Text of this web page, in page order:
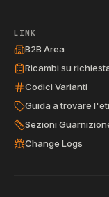
LINK
B2B Area
Ricambi su
Codici Varianti
Guida a trovare
Sezioni
Change Logs